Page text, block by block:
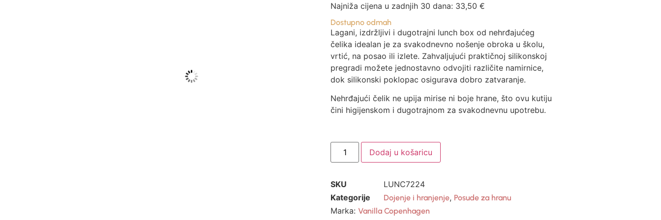
Najniža cijena u zadnjih 30 dana: 33,50 €
Dostupno odmah
Lagani, izdržljivi i dugotrajni lunch box od nehrđajućeg
čelika idealan je za svakodnevno nošenje obroka u školu,
vrtić, na posao ili izlete. Zahvaljujući praktičnoj silikonskoj
pregradi možete jednostavno odvojiti različite namirnice,
dok silikonski poklopac osigurava dobro zatvaranje.
Nehrđajući čelik ne upija mirise ni boje hrane, što ovu kutiju
čini higijenskom i dugotrajnom za svakodnevnu upotrebu.
Dodaj u košaricu
SKU
LUNC7224
Kategorije
Dojenje i hranjenje, Posude za hranu
Marka: Vanilla Copenhagen